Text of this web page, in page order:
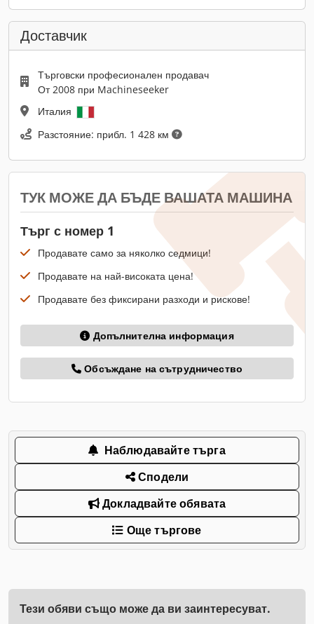
Доставчик
Търговски професионален продавач
От 2008 при Machineseeker
Италия
Разстояние: прибл. 1 428 км
ТУК МОЖЕ ДА БЪДЕ ВАШАТА МАШИНА
Търг с номер 1
Продавате само за няколко седмици!
Продавате на най-високата цена!
Продавате без фиксирани разходи и рискове!
Допълнителна информация
Обсъждане на сътрудничество
Наблюдавайте търга
Сподели
Докладвайте обявата
Още търгове
Тези обяви също може да ви заинтересуват.